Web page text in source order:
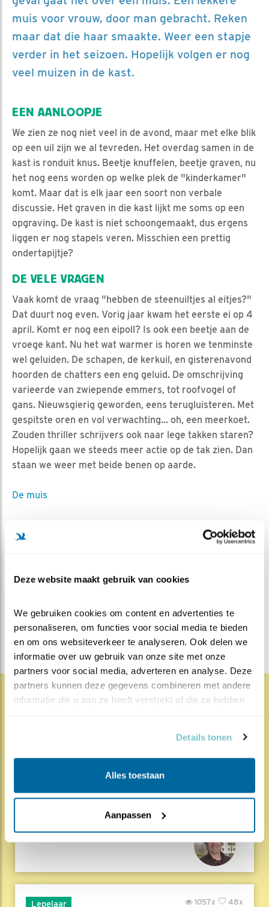
Deze website maakt gebruik van cookies
We gebruiken cookies om content en advertenties te
personaliseren, om functies voor social media te bieden
en om ons websiteverkeer te analyseren. Ook delen we
informatie over uw gebruik van onze site met onze
partners voor social media, adverteren en analyse. Deze
partners kunnen deze gegevens combineren met andere
informatie die u aan ze heeft verstrekt of die ze hebben
Details tonen
Alles toestaan
Aanpassen
muis voor vrouw, door man gebracht. Reken
maar dat die haar smaakte. Weer een stapje
verder in het seizoen. Hopelijk volgen er nog
veel muizen in de kast.
EEN AANLOOPJE
We zien ze nog niet veel in de avond, maar met elke blik
op een uil zijn we al tevreden. Het overdag samen in de
kast is ronduit knus. Beetje knuffelen, beetje graven, nu
het nog eens worden op welke plek de "kinderkamer"
komt. Maar dat is elk jaar een soort non verbale
discussie. Het graven in die kast lijkt me soms op een
opgraving. De kast is niet schoongemaakt, dus ergens
liggen er nog stapels veren. Misschien een prettig
ondertapijtje?
DE VELE VRAGEN
Vaak komt de vraag "hebben de steenuiltjes al eitjes?"
Dat duurt nog even. Vorig jaar kwam het eerste ei op 4
april. Komt er nog een eipoll? Is ook een beetje aan de
vroege kant. Nu het wat warmer is horen we tenminste
wel geluiden. De schapen, de kerkuil, en gisterenavond
hoorden de chatters een eng geluid. De omschrijving
varieerde van zwiepende emmers, tot roofvogel of
gans. Nieuwsgierig geworden, eens terugluisteren. Met
gespitste oren en vol verwachting... oh, een meerkoet.
Zouden thriller schrijvers ook naar lege takken staren?
Hopelijk gaan we steeds meer actie op de tak zien. Dan
staan we weer met beide benen op aarde.
De muis
Steenuil
Alle Beleef de
DEEL DIT BERICHT
Herleef de Lente: de vele
hoog..
Beleef de Lente zit erop; seizoen 20 is
gedaan. Een jubileumseizoen laat je sowieso n..
Door Louis van Oort
Lepelaar 48x
1057x